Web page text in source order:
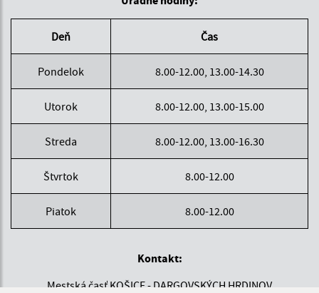
Deň Čas
Pondelok 8.00-12.00, 13.00-14.30
Utorok 8.00-12.00, 13.00-15.00
Streda 8.00-12.00, 13.00-16.30
Štvrtok 8.00-12.00
Piatok 8.00-12.00
Kontakt:
Mestská časť KOŠICE - DARGOVSKÝCH HRDINOV